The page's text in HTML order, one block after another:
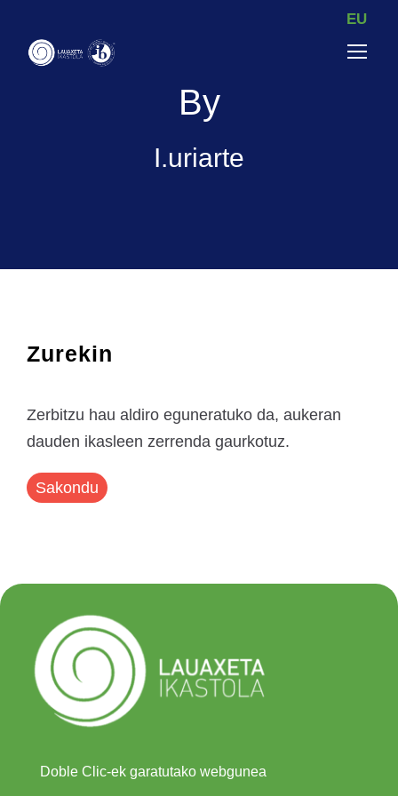
EU
By
I.uriarte
Zurekin
Zerbitzu hau aldiro eguneratuko da, aukeran
dauden ikasleen zerrenda gaurkotuz.
Sakondu
Doble Clic-ek garatutako webgunea